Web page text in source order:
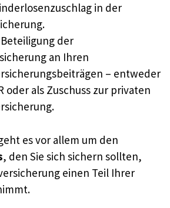
in der
Beteiligung der
an Ihren
– entweder
oder als Zuschuss zur privaten
es vor allem um den
, den Sie sich sichern sollten,
einen Teil Ihrer